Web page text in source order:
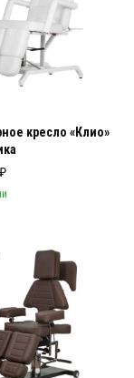
кресло «Клио»
₽